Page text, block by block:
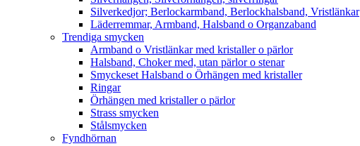
Silverkedjor; Berlockarmband, Berlockhalsband, Vristlänkar
Läderremmar, Armband, Halsband o Organzaband
Trendiga smycken
Armband o Vristlänkar med kristaller o pärlor
Halsband, Choker med, utan pärlor o stenar
Smyckeset Halsband o Örhängen med kristaller
Ringar
Örhängen med kristaller o pärlor
Strass smycken
Stålsmycken
Fyndhörnan